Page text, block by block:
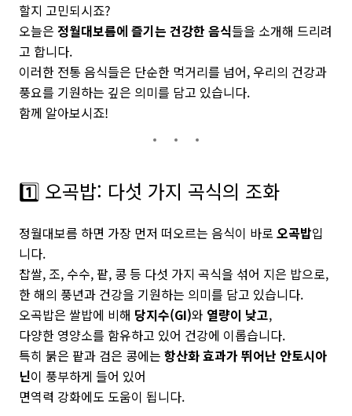
할지 고민되시죠?
오늘은 정월대보름에 즐기는 건강한 음식들을 소개해 드리려
고 합니다.
이러한 전통 음식들은 단순한 먹거리를 넘어, 우리의 건강과
풍요를 기원하는 깊은 의미를 담고 있습니다.
함께 알아보시죠!
1️⃣ 오곡밥: 다섯 가지 곡식의 조화
정월대보름 하면 가장 먼저 떠오르는 음식이 바로 오곡밥입
니다.
찹쌀, 조, 수수, 팥, 콩 등 다섯 가지 곡식을 섞어 지은 밥으로,
한 해의 풍년과 건강을 기원하는 의미를 담고 있습니다.
오곡밥은 쌀밥에 비해 당지수(GI)와 열량이 낮고,
다양한 영양소를 함유하고 있어 건강에 이롭습니다.
특히 붉은 팥과 검은 콩에는 항산화 효과가 뛰어난 안토시아
닌이 풍부하게 들어 있어
면역력 강화에도 도움이 됩니다.